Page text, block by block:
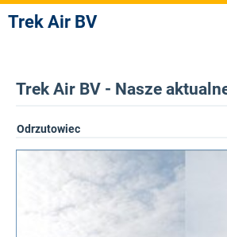
Trek Air BV
Trek Air BV - Nasze
Odrzutowiec